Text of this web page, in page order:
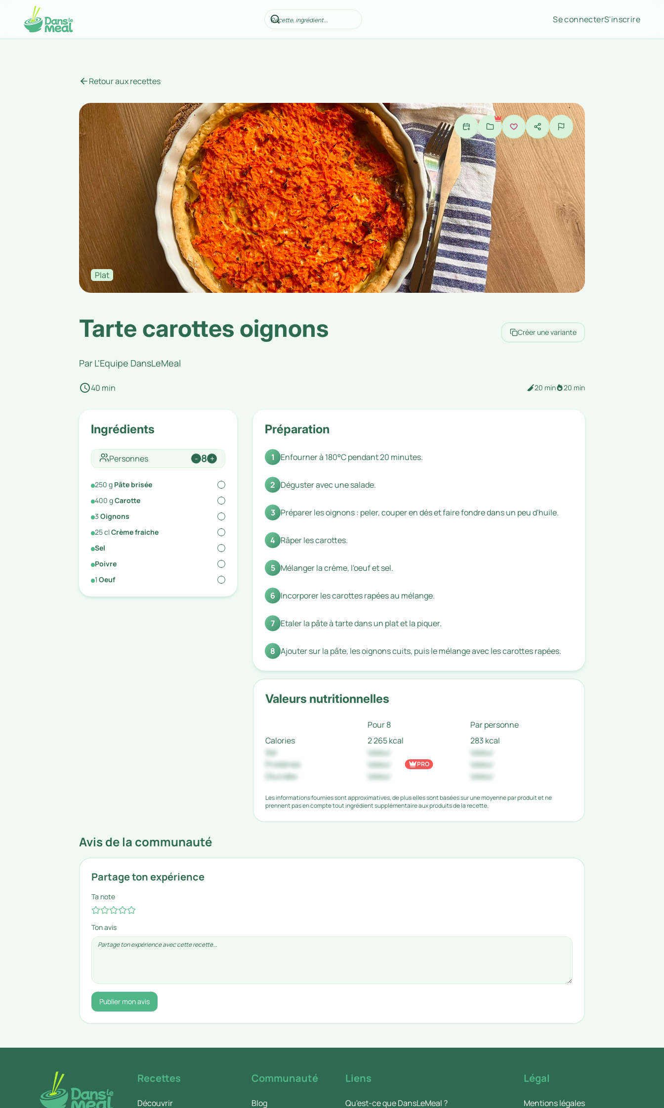
Se connecterS'inscrire
Retour aux recettes
Plat
Tarte carottes oignons Créer une variante
Par L'Equipe DansLeMeal
40 min 20 min 20 min
Ingrédients
Personnes - 8 +
250 g Pâte brisée
400 gCarotte
3 Oignons
25clCrème fraiche
Sel
Poivre
1 Oeuf
Préparation
1 Enfourner à 180°C pendant 20 minutes.
2 Déguster avec une salade.
3 Préparer les oignons : peler, couper en dés et faire fondre dans un peu d'huile.
4 Râper les carottes.
5 Mélanger la crème, l'oeuf et sel.
6 Incorporer les carottes rapées au mélange.
7 Etaler la pâte à tarte dans un plat et la piquer.
8 Ajouter sur la pâte, les oignons cuits, puis le mélange avec les carottes rapées.
Valeurs nutritionnelles
Pour 8
Par personne
Calories
2 265 kcal
283 kcal
Sel
Valeur
Valeur
Protéines
Valeur
Valeur
Glucides
Valeur Valeur
PRO
Les informations fournies sont approximatives, de plus elles sont basées sur une moyenne par produit et ne
prennent pas en compte tout ingrédient supplémentaire aux produits de la recette.
Avis de la communauté
Partage ton expérience
Ta note
Ton avis
Publier mon avis
Recettes
Découvrir
Communauté
Blog
Liens
Qu'est-ce que DansLeMeal ?
Légal
Mentions légales